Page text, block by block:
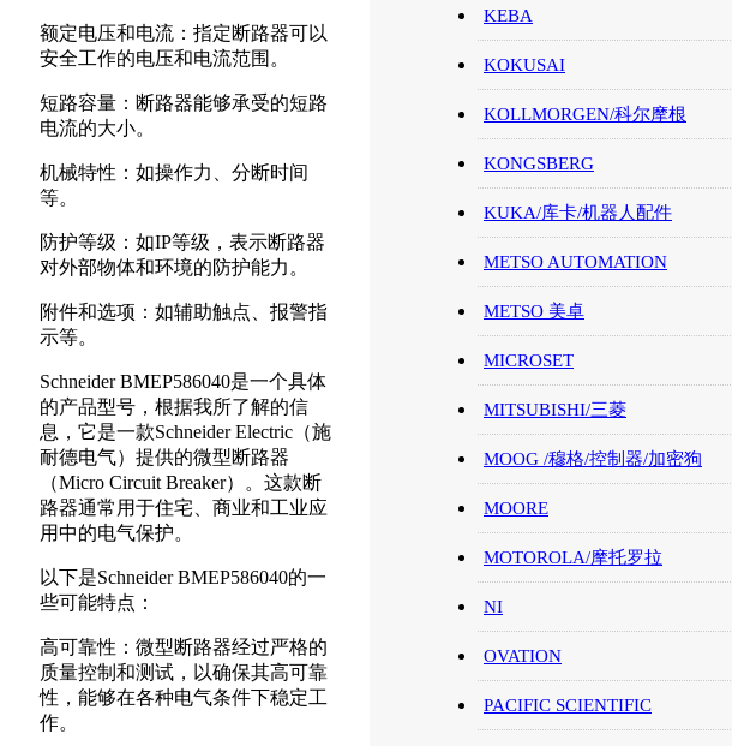
额定电压和电流：指定断路器可以
安全工作的电压和电流范围。
短路容量：断路器能够承受的短路
电流的大小。
机械特性：如操作力、分断时间
等。
防护等级：如IP等级，表示断路器
对外部物体和环境的防护能力。
附件和选项：如辅助触点、报警指
示等。
Schneider BMEP586040是一个具体
的产品型号，根据我所了解的信
息，它是一款Schneider Electric（施
耐德电气）提供的微型断路器
（Micro Circuit Breaker）。这款断
路器通常用于住宅、商业和工业应
用中的电气保护。
以下是Schneider BMEP586040的一
些可能特点：
高可靠性：微型断路器经过严格的
质量控制和测试，以确保其高可靠
性，能够在各种电气条件下稳定工
作。
KEBA
KOKUSAI
KOLLMORGEN/科尔摩根
KONGSBERG
KUKA/库卡/机器人配件
METSO AUTOMATION
METSO 美卓
MICROSET
MITSUBISHI/三菱
MOOG /穆格/控制器/加密狗
MOORE
MOTOROLA/摩托罗拉
NI
OVATION
PACIFIC SCIENTIFIC